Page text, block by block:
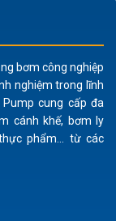
của ngành công
tốt với nhiều loại
Hytrel đảm bảo
mòn hiệu quả,
chi phí bảo
cho phép bơm
bơm công nghiệp
nghiệm trong lĩnh
cung cấp đa
cánh khế, bơm ly
phẩm... từ các